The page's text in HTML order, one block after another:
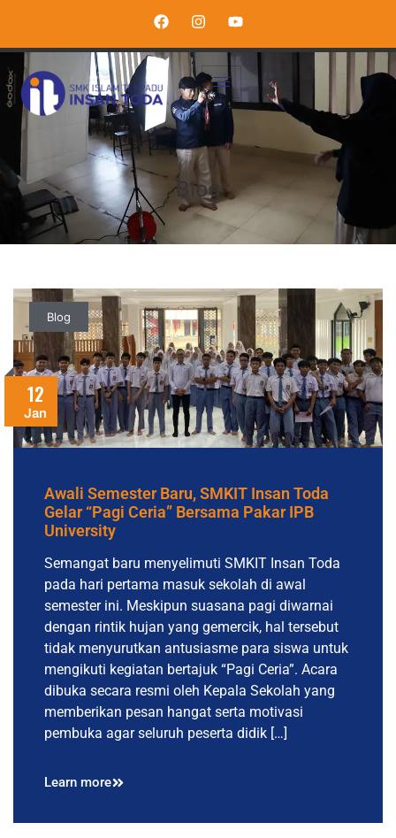
Blog
12
Jan
Blog
Awali Semester Baru, SMKIT Insan Toda
Gelar “Pagi Ceria” Bersama Pakar IPB
University
Semangat baru menyelimuti SMKIT Insan Toda
pada hari pertama masuk sekolah di awal
semester ini. Meskipun suasana pagi diwarnai
dengan rintik hujan yang gemercik, hal tersebut
tidak menyurutkan antusiasme para siswa untuk
mengikuti kegiatan bertajuk “Pagi Ceria”. Acara
dibuka secara resmi oleh Kepala Sekolah yang
memberikan pesan hangat serta motivasi
pembuka agar seluruh peserta didik […]
Learn more